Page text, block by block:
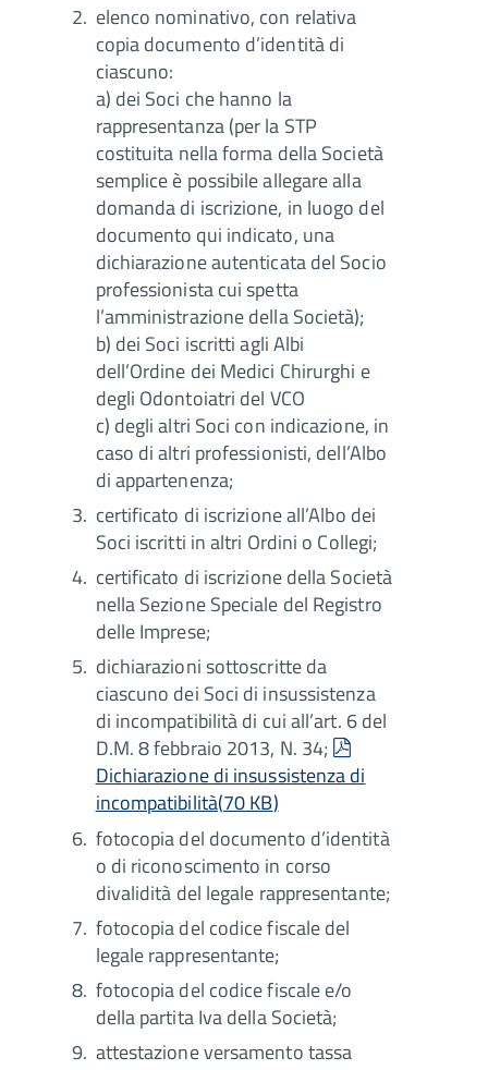
elenco nominativo, con relativa
copia documento d’identità di
ciascuno:
a) dei Soci che hanno la
rappresentanza (per la STP
costituita nella forma della Società
semplice è possibile allegare alla
domanda di iscrizione, in luogo del
documento qui indicato, una
dichiarazione autenticata del Socio
professionista cui spetta
l’amministrazione della Società);
b) dei Soci iscritti agli Albi
dell’Ordine dei Medici Chirurghi e
degli Odontoiatri del VCO
c) degli altri Soci con indicazione, in
caso di altri professionisti, dell’Albo
di appartenenza;
certificato di iscrizione all’Albo dei
Soci iscritti in altri Ordini o Collegi;
certificato di iscrizione della Società
nella Sezione Speciale del Registro
delle Imprese;
dichiarazioni sottoscritte da
ciascuno dei Soci di insussistenza
di incompatibilità di cui all’art. 6 del
D.M. 8 febbraio 2013, N. 34;
Dichiarazione di insussistenza di
incompatibilità(70 KB)
fotocopia del documento d’identità
o di riconoscimento in corso
divalidità del legale rappresentante;
fotocopia del codice fiscale del
legale rappresentante;
fotocopia del codice fiscale e/o
della partita Iva della Società;
attestazione versamento tassa